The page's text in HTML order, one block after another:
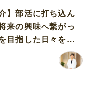
】部活に打ち込ん
来の興味へ繋がっ
目指した日々を振